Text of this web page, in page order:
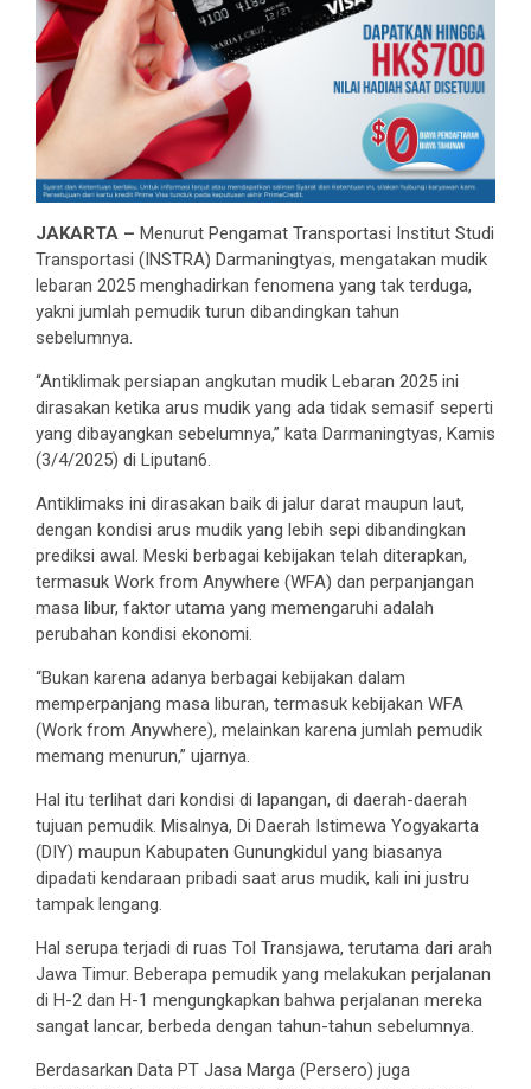
JAKARTA – Menurut Pengamat Transportasi Institut Studi
Transportasi (INSTRA) Darmaningtyas, mengatakan mudik
lebaran 2025 menghadirkan fenomena yang tak terduga,
yakni jumlah pemudik turun dibandingkan tahun
sebelumnya.
“Antiklimak persiapan angkutan mudik Lebaran 2025 ini
dirasakan ketika arus mudik yang ada tidak semasif seperti
yang dibayangkan sebelumnya,” kata Darmaningtyas, Kamis
(3/4/2025) di Liputan6.
Antiklimaks ini dirasakan baik di jalur darat maupun laut,
dengan kondisi arus mudik yang lebih sepi dibandingkan
prediksi awal. Meski berbagai kebijakan telah diterapkan,
termasuk Work from Anywhere (WFA) dan perpanjangan
masa libur, faktor utama yang memengaruhi adalah
perubahan kondisi ekonomi.
“Bukan karena adanya berbagai kebijakan dalam
memperpanjang masa liburan, termasuk kebijakan WFA
(Work from Anywhere), melainkan karena jumlah pemudik
memang menurun,” ujarnya.
Hal itu terlihat dari kondisi di lapangan, di daerah-daerah
tujuan pemudik. Misalnya, Di Daerah Istimewa Yogyakarta
(DIY) maupun Kabupaten Gunungkidul yang biasanya
dipadati kendaraan pribadi saat arus mudik, kali ini justru
tampak lengang.
Hal serupa terjadi di ruas Tol Transjawa, terutama dari arah
Jawa Timur. Beberapa pemudik yang melakukan perjalanan
di H-2 dan H-1 mengungkapkan bahwa perjalanan mereka
sangat lancar, berbeda dengan tahun-tahun sebelumnya.
Berdasarkan Data PT Jasa Marga (Persero) juga